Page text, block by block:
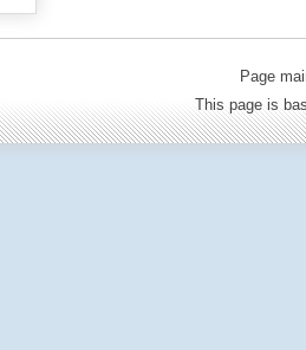
Page
This page is